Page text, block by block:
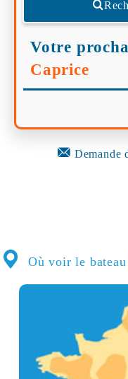
Votre
Caprice
Demande
Où voir le